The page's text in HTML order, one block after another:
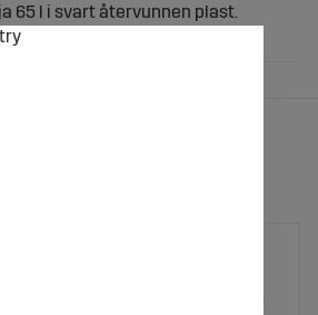
65 l i svart återvunnen plast.
även: